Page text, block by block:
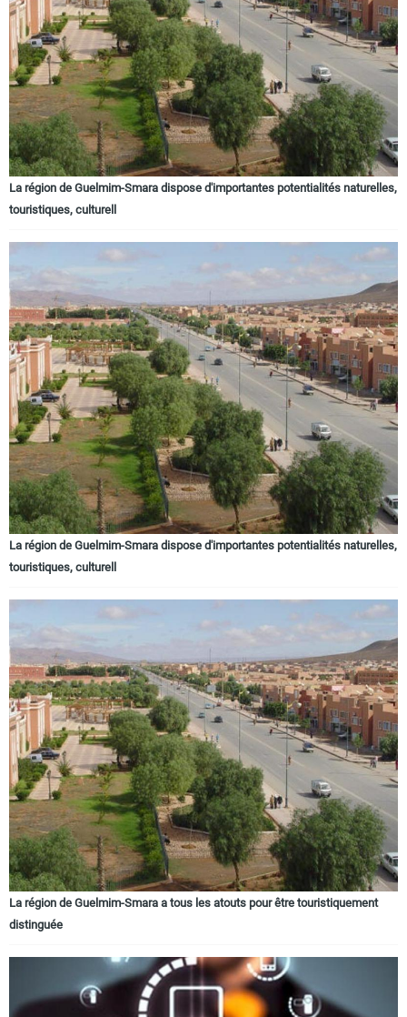
La région de Guelmim-Smara dispose d'importantes potentialités naturelles,
touristiques, culturell
La région de Guelmim-Smara dispose d'importantes potentialités naturelles,
touristiques, culturell
La région de Guelmim-Smara a tous les atouts pour être touristiquement
distinguée